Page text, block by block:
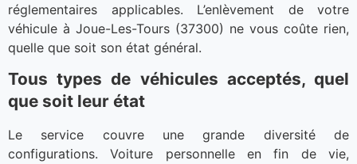
réglementaires applicables. L’enlèvement de votre
véhicule à Joue-Les-Tours (37300) ne vous coûte rien,
quelle que soit son état général.
Tous types de véhicules acceptés, quel
que soit leur état
Le service couvre une grande diversité de
configurations. Voiture personnelle en fin de vie,